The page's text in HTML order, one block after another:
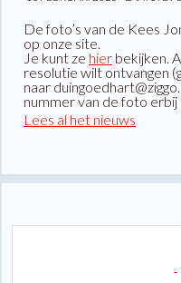
De foto’s van de Kees
op onze site.
Je kunt ze hierbekijken.
resolutie wilt ontvangen
naar
nummer van de foto
Lees al het nieuws